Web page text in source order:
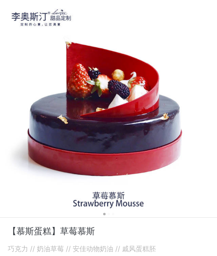
【慕斯蛋糕】草莓慕斯
巧克力 // 奶油草莓 // 安佳动物奶油 // 戚风蛋糕胚